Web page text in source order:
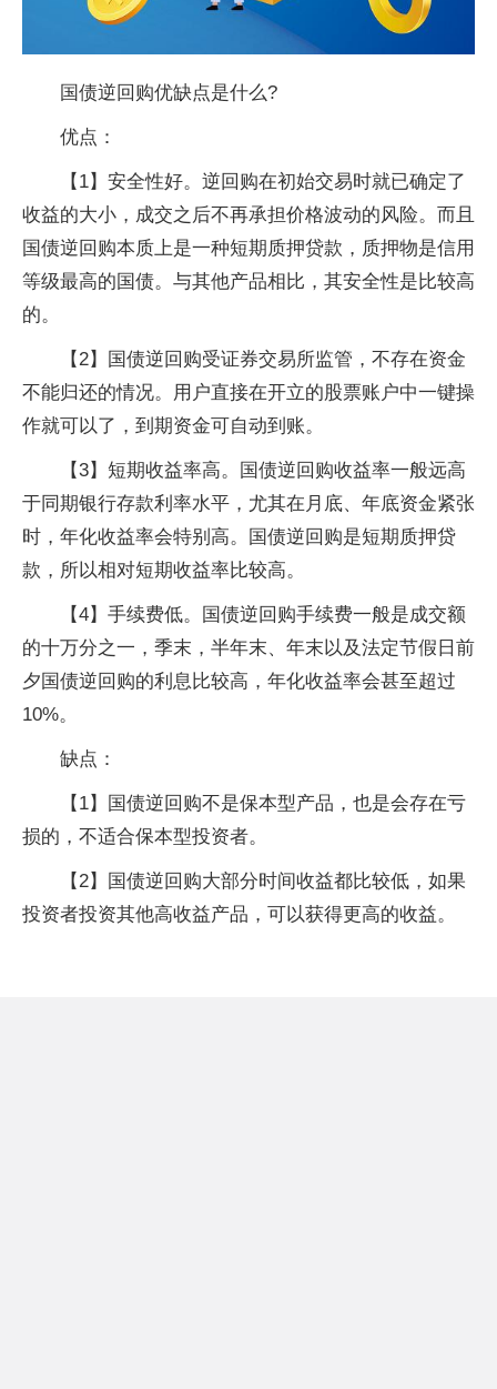
国债逆回购优缺点是什么?
优点：
【1】安全性好。逆回购在初始交易时就已确定了
收益的大小，成交之后不再承担价格波动的风险。而且
国债逆回购本质上是一种短期质押贷款，质押物是信用
等级最高的国债。与其他产品相比，其安全性是比较高
的。
【2】国债逆回购受证券交易所监管，不存在资金
不能归还的情况。用户直接在开立的股票账户中一键操
作就可以了，到期资金可自动到账。
【3】短期收益率高。国债逆回购收益率一般远高
于同期银行存款利率水平，尤其在月底、年底资金紧张
时，年化收益率会特别高。国债逆回购是短期质押贷
款，所以相对短期收益率比较高。
【4】手续费低。国债逆回购手续费一般是成交额
的十万分之一，季末，半年末、年末以及法定节假日前
夕国债逆回购的利息比较高，年化收益率会甚至超过
10%。
缺点：
【1】国债逆回购不是保本型产品，也是会存在亏
损的，不适合保本型投资者。
【2】国债逆回购大部分时间收益都比较低，如果
投资者投资其他高收益产品，可以获得更高的收益。